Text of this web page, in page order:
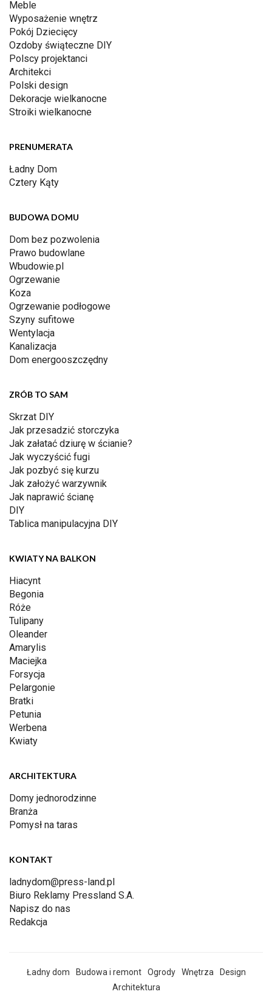
Meble
Wyposażenie wnętrz
Pokój Dziecięcy
Ozdoby świąteczne DIY
Polscy projektanci
Architekci
Polski design
Dekoracje wielkanocne
Stroiki wielkanocne
PRENUMERATA
Ładny Dom
Cztery Kąty
BUDOWA DOMU
Dom bez pozwolenia
Prawo budowlane
Wbudowie.pl
Ogrzewanie
Koza
Ogrzewanie podłogowe
Szyny sufitowe
Wentylacja
Kanalizacja
Dom energooszczędny
ZRÓB TO SAM
Skrzat DIY
Jak przesadzić storczyka
Jak załatać dziurę w ścianie?
Jak wyczyścić fugi
Jak pozbyć się kurzu
Jak założyć warzywnik
Jak naprawić ścianę
DIY
Tablica manipulacyjna DIY
KWIATY NA BALKON
Hiacynt
Begonia
Róże
Tulipany
Oleander
Amarylis
Maciejka
Forsycja
Pelargonie
Bratki
Petunia
Werbena
Kwiaty
ARCHITEKTURA
Domy jednorodzinne
Branża
Pomysł na taras
KONTAKT
ladnydom@press-land.pl
Biuro Reklamy Pressland S.A.
Napisz do nas
Redakcja
Ładny dom Budowa i remont Ogrody Wnętrza
Design
Architektura